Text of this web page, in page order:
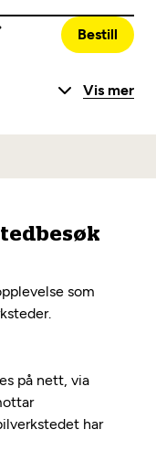
Bestill
Vis mer
som
på nett, via
har